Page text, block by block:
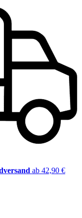
ab 42,90 €